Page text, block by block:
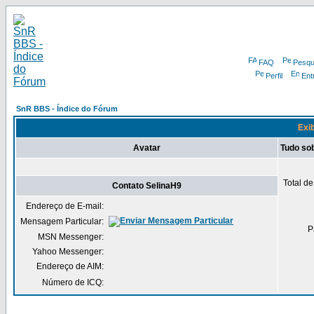
FAQ
Perfil
SnR BBS - Índice do Fórum
Avatar Tudo
Total
Contato SelinaH9
Endereço de E-mail:
Mensagem Particular:
MSN Messenger:
Yahoo Messenger:
Endereço de AIM:
Número de ICQ: